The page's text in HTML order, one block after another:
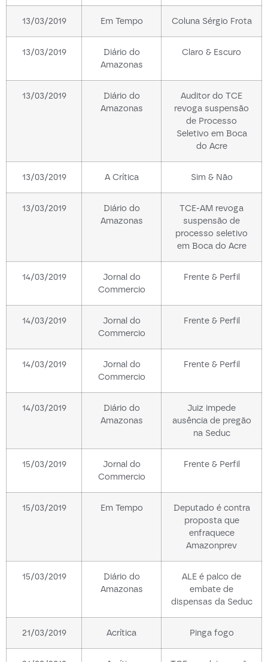
13/03/2019 Em Tempo Coluna Sérgio Frota
13/03/2019
Diário do
Amazonas
Claro & Escuro
13/03/2019
Diário do
Amazonas
Auditor do TCE
revoga suspensão
de Processo
Seletivo em Boca
do Acre
13/03/2019 A Crítica Sim & Não
13/03/2019
Diário do
Amazonas
TCE-AM revoga
suspensão de
processo seletivo
em Boca do Acre
14/03/2019
Jornal do
Commercio
Frente & Perfil
14/03/2019
Jornal do
Commercio
Frente & Perfil
14/03/2019
Jornal do
Commercio
Frente & Perfil
14/03/2019
Diário do
Amazonas
Juiz impede
ausência de pregão
na Seduc
15/03/2019
Jornal do
Commercio
Frente & Perfil
15/03/2019 Em Tempo
Deputado é contra
proposta que
enfraquece
Amazonprev
15/03/2019
Diário do
Amazonas
ALE é palco de
embate de
dispensas da Seduc
21/03/2019 Acrítica Pinga fogo